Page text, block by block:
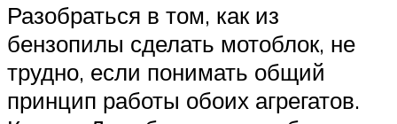
Разобраться в том, как из
бензопилы сделать мотоблок, не
трудно, если понимать общий
принцип работы обоих агрегатов.